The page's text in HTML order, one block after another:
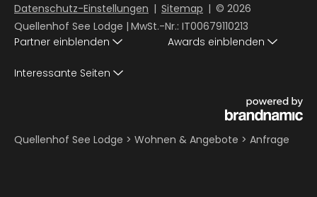
Datenschutz-Einstellungen | Sitemap | © 2026
Quellenhof See Lodge | MwSt.-Nr.: IT00679110213
Partner einblenden
Awards einblenden
Interessante Seiten
Quellenhof See Lodge > Wohnen & Angebote > Anfrage